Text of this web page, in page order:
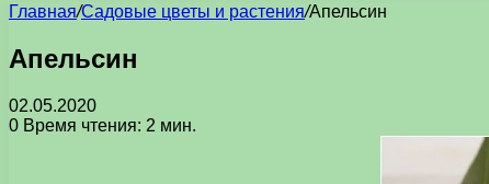
Главная/Садовые цветы и растения/Апельсин
Апельсин
02.05.2020
0 Время чтения: 2 мин.